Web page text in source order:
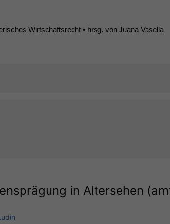
Wirtschaftsrecht • hrsg. von Juana Vasella
in Altersehen